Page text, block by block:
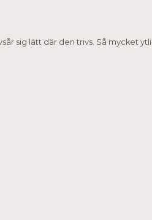
sig lätt där den trivs. Så mycket